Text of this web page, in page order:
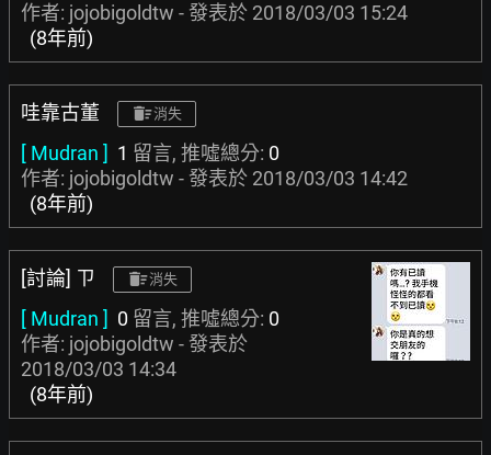
作者: jojobigoldtw - 發表於 2018/03/03 15:24
(8年前)
哇靠古董 消失
[ Mudran ] 1 留言, 推噓總分: 0
作者: jojobigoldtw - 發表於 2018/03/03 14:42
(8年前)
[討論] ㄗ 消失
[ Mudran ] 0 留言, 推噓總分: 0
作者: jojobigoldtw - 發表於
2018/03/03 14:34
(8年前)